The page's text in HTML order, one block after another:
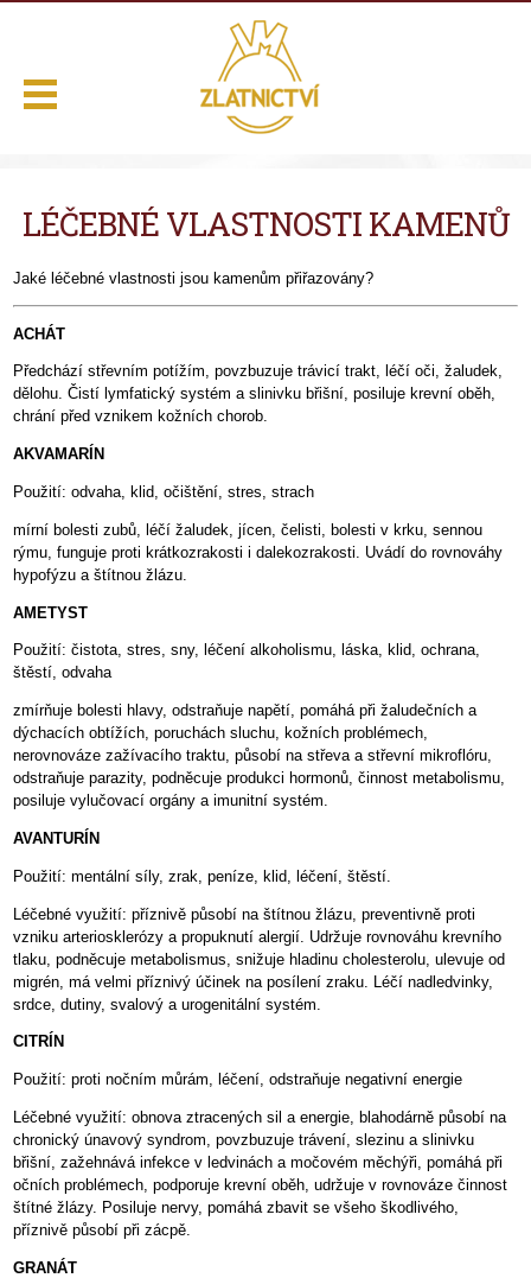
LÉČEBNÉ VLASTNOSTI KAMENŮ
Jaké léčebné vlastnosti jsou kamenům přiřazovány?
ACHÁT
Předchází střevním potížím, povzbuzuje trávicí trakt, léčí oči, žaludek,
dělohu. Čistí lymfatický systém a slinivku břišní, posiluje krevní oběh,
chrání před vznikem kožních chorob.
AKVAMARÍN
Použití: odvaha, klid, očištění, stres, strach
mírní bolesti zubů, léčí žaludek, jícen, čelisti, bolesti v krku, sennou
rýmu, funguje proti krátkozrakosti i dalekozrakosti. Uvádí do rovnováhy
hypofýzu a štítnou žlázu.
AMETYST
Použití: čistota, stres, sny, léčení alkoholismu, láska, klid, ochrana,
štěstí, odvaha
zmírňuje bolesti hlavy, odstraňuje napětí, pomáhá při žaludečních a
dýchacích obtížích, poruchách sluchu, kožních problémech,
nerovnováze zažívacího traktu, působí na střeva a střevní mikroflóru,
odstraňuje parazity, podněcuje produkci hormonů, činnost metabolismu,
posiluje vylučovací orgány a imunitní systém.
AVANTURÍN
Použití: mentální síly, zrak, peníze, klid, léčení, štěstí.
Léčebné využití: příznivě působí na štítnou žlázu, preventivně proti
vzniku arteriosklerózy a propuknutí alergií. Udržuje rovnováhu krevního
tlaku, podněcuje metabolismus, snižuje hladinu cholesterolu, ulevuje od
migrén, má velmi příznivý účinek na posílení zraku. Léčí nadledvinky,
srdce, dutiny, svalový a urogenitální systém.
CITRÍN
Použití: proti nočním můrám, léčení, odstraňuje negativní energie
Léčebné využití: obnova ztracených sil a energie, blahodárně působí na
chronický únavový syndrom, povzbuzuje trávení, slezinu a slinivku
břišní, zažehnává infekce v ledvinách a močovém měchýři, pomáhá při
očních problémech, podporuje krevní oběh, udržuje v rovnováze činnost
štítné žlázy. Posiluje nervy, pomáhá zbavit se všeho škodlivého,
příznivě působí při zácpě.
GRANÁT
Domů
Naše služby
Výběr z nabídky
Kontakt